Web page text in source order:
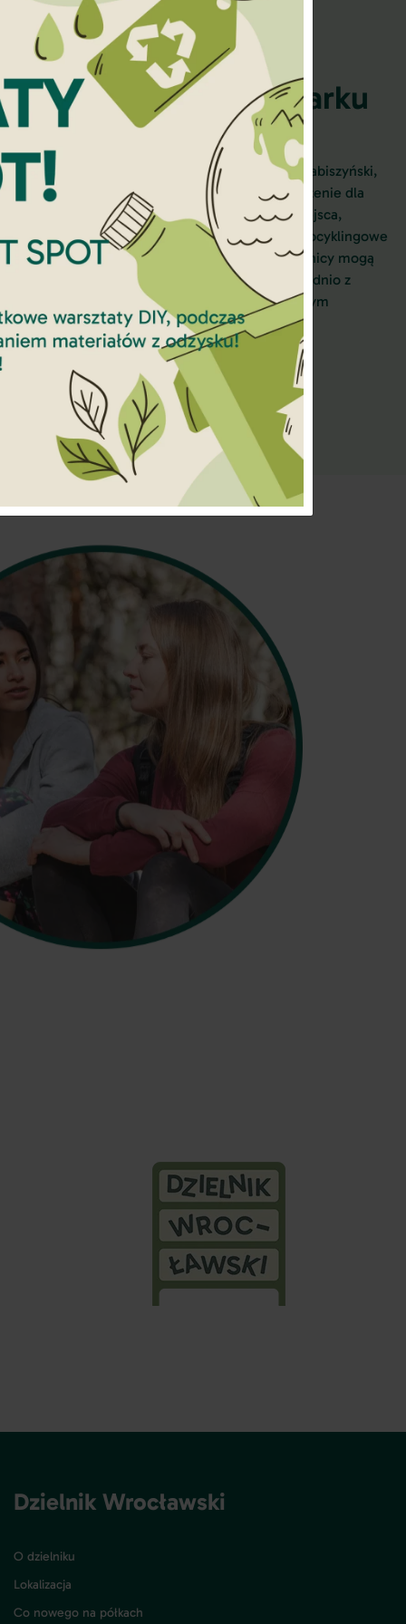
w sercu Parku
upcyklingowej nie jest przypadkowy. Park Grabiszyński,
i filozofii zero waste, stanowi idealne otoczenie dla
upcyklingowa wpisuje się w charakter tego miejsca,
i rekreacyjną jednocześnie. Warsztaty upcyklingowe
nabierają szczególnego wymiaru – uczestnicy mogą
materiałów, ale też czerpać inspirację bezpośrednio z
pracownia upcyklingowa staje się naturalnym
miejscem, gdzie ekologia spotyka się z
Dzielnik Wrocławski
O dzielniku
Lokalizacja
Co nowego na półkach